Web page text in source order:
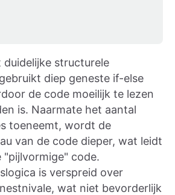
duidelijke structurele
diep geneste if-else
de code moeilijk te lezen
is. Naarmate het aantal
toeneemt, wordt de
van de code dieper, wat leidt
code.
is verspreid over
wat niet bevorderlijk